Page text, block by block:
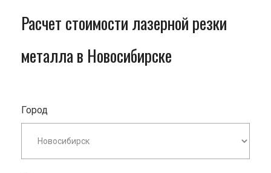
Расчет стоимости лазерной резки
металла в Новосибирске
Город